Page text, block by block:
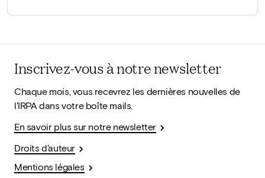
Inscrivez-vous à notre newsletter
Chaque mois, vous recevrez les dernières nouvelles de
l'IRPA dans votre boîte mails.
En savoir plus sur notre newsletter
Droits d'auteur
Mentions légales